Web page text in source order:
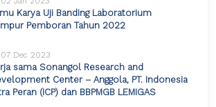
Karya Uji Banding Laboratorium
Pemboran Tahun 2022
07 Dec 2023
sama Sonangol Research and
Center – Anggola, PT. Indonesia
Peran (ICP) dan BBPMGB LEMIGAS